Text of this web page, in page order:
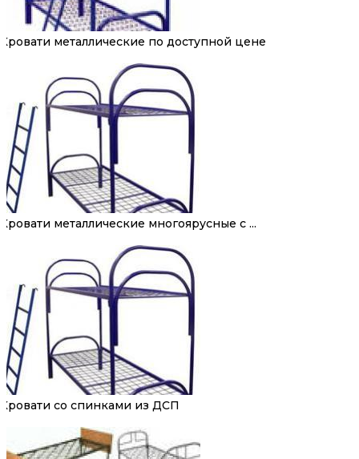
Кровати металлические по доступной цене
Кровати металлические многоярусные с ...
Кровати со спинками из ДСП